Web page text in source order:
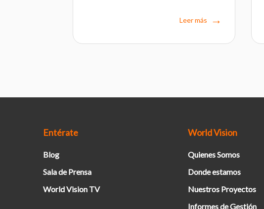
Leer más
Entérate
Blog
Sala de Prensa
World Vision TV
World Vision
Quienes Somos
Donde estamos
Nuestros Proyectos
Informes de Gestión